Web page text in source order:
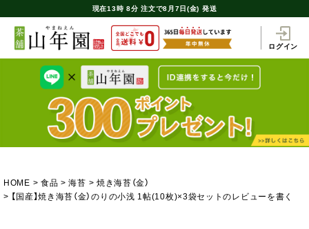
現在13時 8分 注文で8月7日(金) 発送
ログイン
HOME 食品 海苔
焼き海苔（金）
【国産】焼き海苔（金）のりの小浅 1帖(10枚)×3袋セットのレビューを書く